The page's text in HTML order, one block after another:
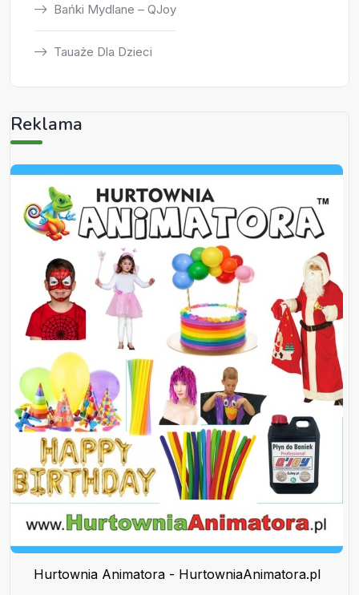
Bańki Mydlane – QJoy
Tauaże Dla Dzieci
Reklama
Hurtownia Animatora - HurtowniaAnimatora.pl